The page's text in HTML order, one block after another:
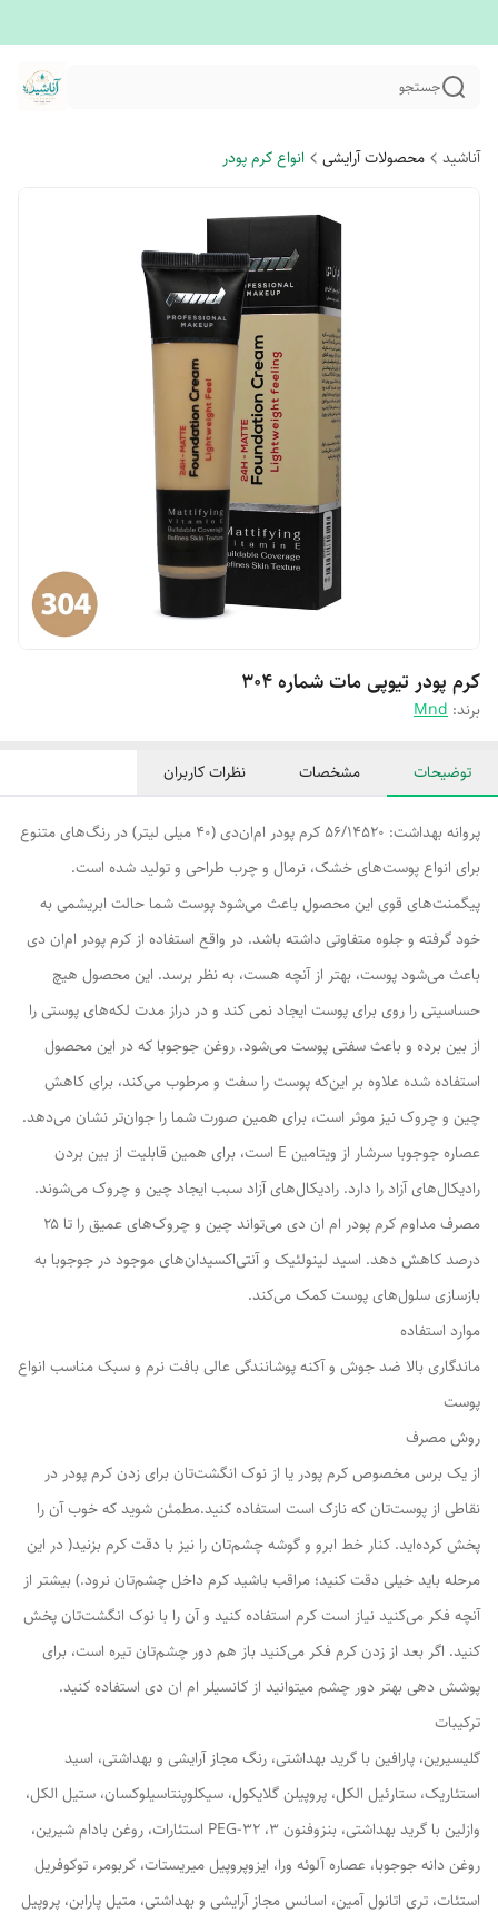
جستجو
آناشید محصولات آرایشی انواع کرم پودر
کرم پودر تیوپی مات شماره ۳۰۴
برند: Mnd
توضیحات مشخصات نظرات کاربران
پروانه بهداشت: 56/14520 کرم پودر ام‌ان‌دی (40 میلی لیتر) در رنگ‌های متنوع
برای انواع پوست‌های خشک، نرمال و چرب طراحی و تولید شده است.
پیگمنت‌های قوی این محصول باعث می‌شود پوست شما حالت ابریشمی به
خود گرفته و جلوه متفاوتی داشته باشد. در واقع استفاده از کرم پودر ام‌ان دی
باعث می‌شود پوست، بهتر از آنچه هست، به نظر برسد. این محصول هیچ
حساسیتی را روی برای پوست ایجاد نمی کند و در دراز مدت لکه‌های پوستی را
از بین برده و باعث سفتی پوست می‌شود. روغن جوجوبا که در این محصول
استفاده شده علاوه بر این‌که پوست را سفت و مرطوب می‌کند، برای کاهش
چین و چروک نیز موثر است، برای همین صورت شما را جوان‌تر نشان می‌دهد.
عصاره جوجوبا سرشار از ویتامین E است، برای همین قابلیت از بین بردن
رادیکال‌های آزاد را دارد. رادیکال‌های آزاد سبب ایجاد چین و چروک می‌شوند.
مصرف مداوم کرم پودر ام ان دی می‌تواند چین و چروک‌های عمیق را تا ۲۵
درصد کاهش دهد. اسید لینولئیک و آنتی‌اکسیدان‌های موجود در جوجوبا به
بازسازی سلول‌های پوست کمک می‌کند.
موارد استفاده
ماندگاری بالا ضد جوش و آکنه پوشانندگی عالی بافت نرم و سبک مناسب انواع
پوست
روش مصرف
از یک برس مخصوص کرم پودر یا از نوک انگشت‌تان برای زدن کرم پودر در
نقاطی از پوست‌تان که نازک است استفاده کنید.مطمئن شوید که خوب آن را
پخش کرده‌اید. کنار خط ابرو و گوشه چشم‌تان را نیز با دقت کرم بزنید( در این
مرحله باید خیلی دقت کنید؛ مراقب باشید کرم داخل چشم‌تان نرود.) بیشتر از
آنچه فکر می‌کنید نیاز است کرم استفاده کنید و آن را با نوک انگشت‌تان پخش
کنید. اگر بعد از زدن کرم فکر می‌کنید باز هم دور چشم‌تان تیره است، برای
پوشش دهی بهتر دور چشم میتوانید از کانسیلر ام ان دی استفاده کنید.
ترکیبات
گلیسیرین، پارافین با گرید بهداشتی، رنگ مجاز آرایشی و بهداشتی، اسید
استئاریک، ستارئیل الکل، پروپیلن گلایکول، سیکلوپنتاسیلوکسان، ستیل الکل،
وازلین با گرید بهداشتی، بنزوفنون 3، PEG-32 استئارات، روغن بادام شیرین،
روغن دانه جوجوبا، عصاره آلوئه ورا، ایزوپروپیل میریستات، کربومر، توکوفریل
استئات، تری اتانول آمین، اسانس مجاز آرایشی و بهداشتی، متیل پارابن، پروپیل